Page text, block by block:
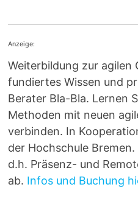
Anzeige:
Weiterbildung zur agilen
fundiertes Wissen und
Berater Bla-Bla. Lernen
Methoden mit neuen
verbinden. In
der Hochschule
d.h. Präsenz- und
ab. Infos und Buchung